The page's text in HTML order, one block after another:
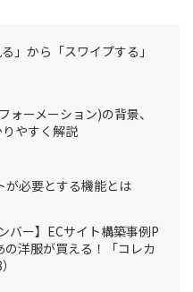
」から「スワイプする」
ォーメーション)の背景、
やすく解説
が必要とする機能とは
バー】ECサイト構築事例P
洋服が買える！「コレカ